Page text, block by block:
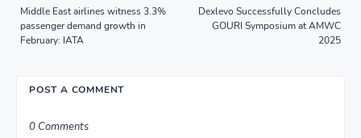
Dexlevo Successfully Concludes
GOURI Symposium at AMWC
2025
Middle East airlines witness 3.3%
passenger demand growth in
February: IATA
POST A COMMENT
0 Comments